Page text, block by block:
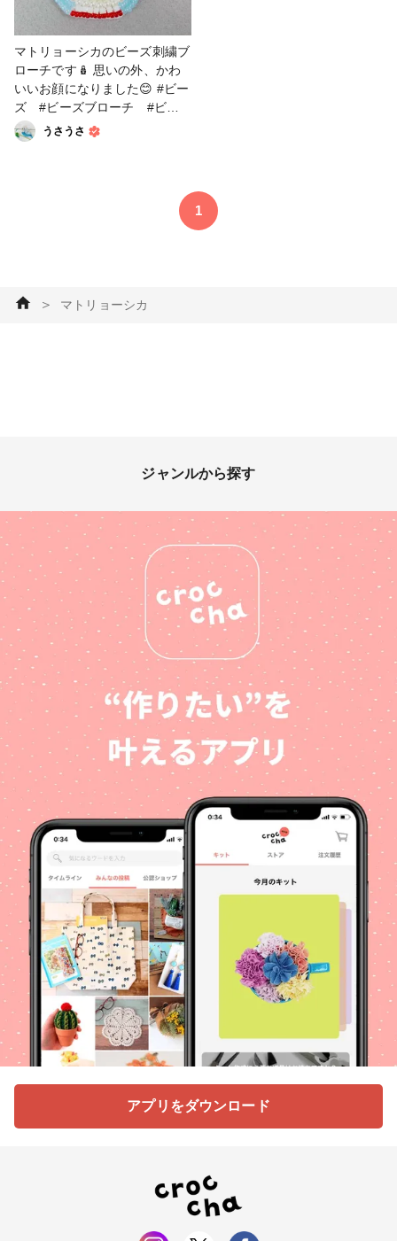
マトリョーシカのビーズ刺繍ブ
ローチです🪆 思いの外、かわ
いいお顔になりました😊 #ビー
ズ #ビーズブローチ #ビー
ズ刺繍 #マトリョーシカ #
秋の作品コンテスト2022
うさうさ
1
＞ マトリョーシカ
ジャンルから探す
アプリをダウンロード